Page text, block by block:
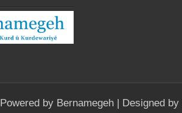
Powered by Bernamegeh| Designed by